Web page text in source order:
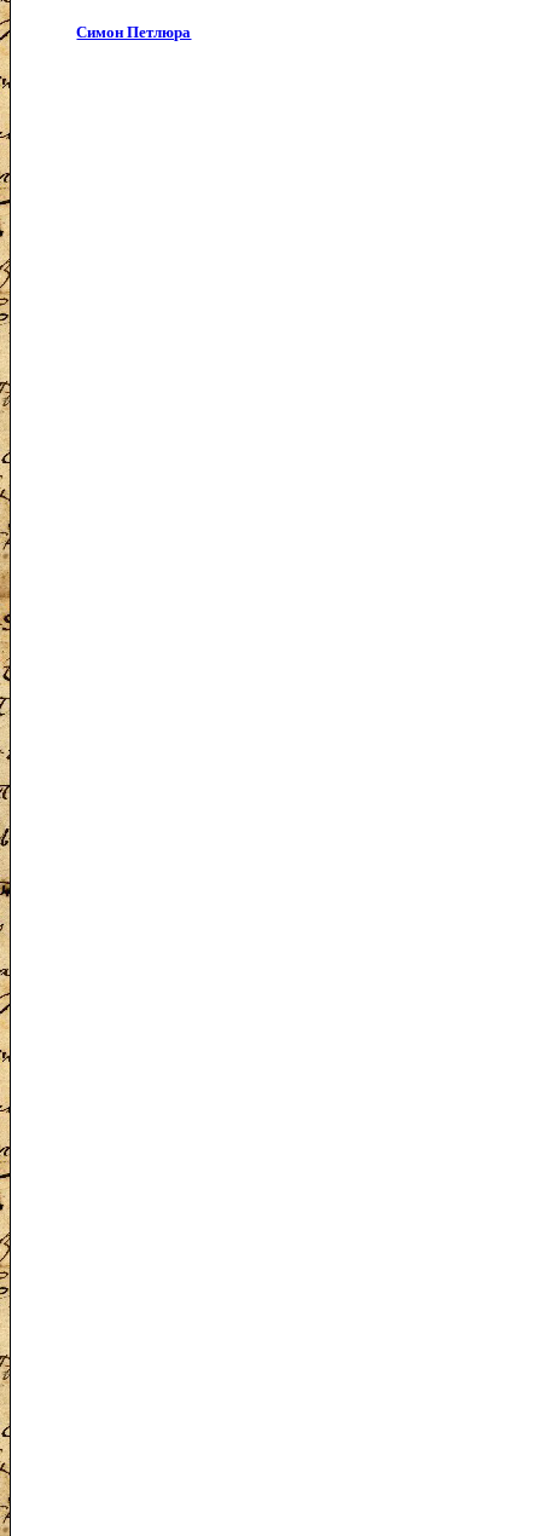
Симон Петлюра